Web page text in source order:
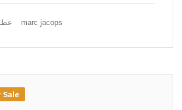
marc jacops
Sale